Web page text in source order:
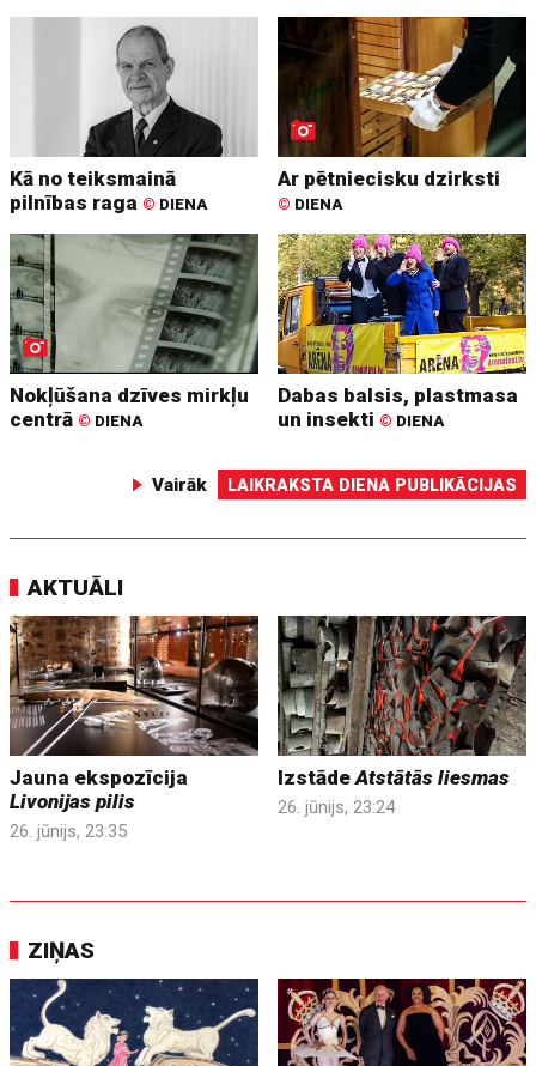
Kā no teiksmainā
pilnības raga © DIENA
Ar pētniecisku dzirksti
© DIENA
Nokļūšana dzīves mirkļu
centrā © DIENA
Dabas balsis, plastmasa
un insekti © DIENA
Vairāk LAIKRAKSTA DIENA PUBLIKĀCIJAS
AKTUĀLI
Jauna ekspozīcija
Livonijas pilis
26. jūnijs, 23:35
IzstādeAtstātās liesmas
26. jūnijs, 23:24
ZIŅAS